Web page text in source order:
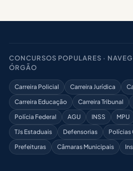
CONCURSOS POPULARES ·
ÓRGÃO
Carreira Policial Carreira Jurídica
Carreira Educação
Carreira Tribunal
Polícia Federal
AGU INSS MPU
TJs Estaduais
Defensorias Polícias
Prefeituras
Câmaras Municipais